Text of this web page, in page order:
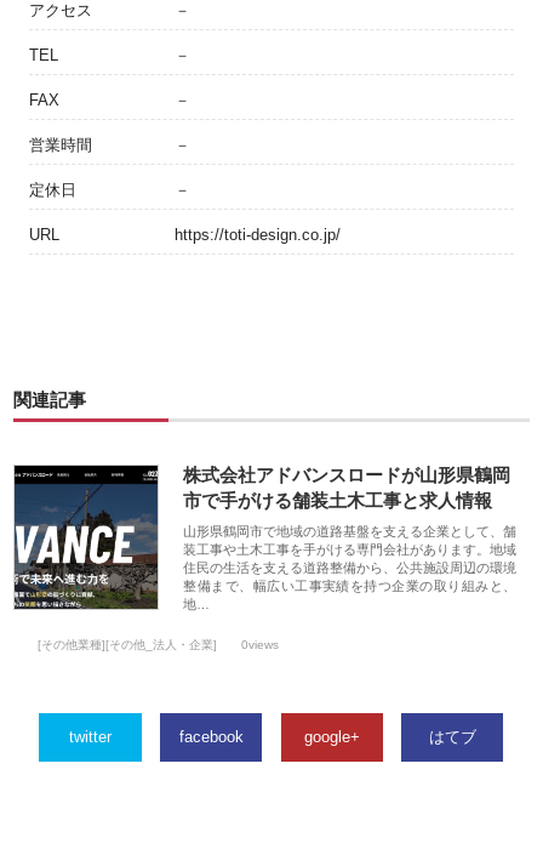
アクセス －
TEL －
FAX －
営業時間 －
定休日 －
URL https://toti-design.co.jp/
関連記事
株式会社アドバンスロードが山形県鶴岡
市で手がける舗装土木工事と求人情報
山形県鶴岡市で地域の道路基盤を支える企業として、舗
装工事や土木工事を手がける専門会社があります。地域
住民の生活を支える道路整備から、公共施設周辺の環境
整備まで、幅広い工事実績を持つ企業の取り組みと、
地…
[その他業種][その他_法人・企業] 0views
twitter facebook google+ はてブ